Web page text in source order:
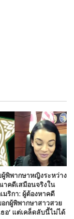
ผู้พิพากษาหญิงระหว่าง
าคดีเสมือนจริงใน
มริกา: ผู้ต้องหาคดี
กผู้พิพากษาสาวสวย
อ’ แต่เคล็ดลับนี้ไม่ได้